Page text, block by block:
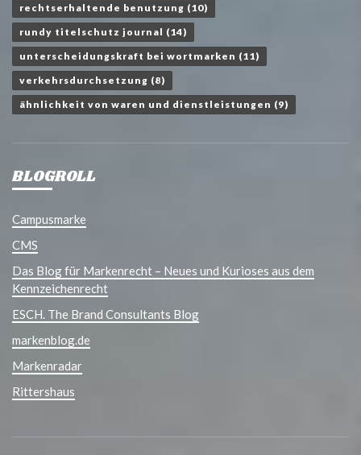
rechtserhaltende benutzung (10)
rundy titelschutz journal (14)
unterscheidungskraft bei wortmarken (11)
verkehrsdurchsetzung (8)
ähnlichkeit von waren und dienstleistungen (9)
BLOGROLL
Campusmarke
CMS
Das Blog für Markenrecht – Neues und Kurioses aus dem
Kennzeichenrecht
ESCH. The Brand Consultants Blog
markenblog.de
Markenradar
Rittershaus